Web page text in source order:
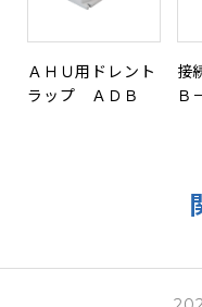
ＡＨＵ用ドレント
ラップ ＡＤＢ
接
Ｂ